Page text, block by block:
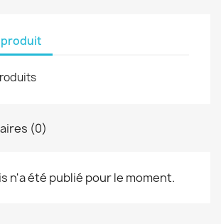
produit
(0)
n'a été publié pour le moment.